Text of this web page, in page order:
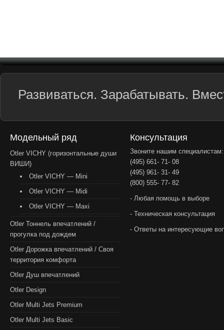
Развиваться. Зарабатывать.
Модельный ряд
Otler VICHY (горизонтальные души
ВИШИ)
Otler VICHY — Mini
Otler VICHY — Midi
Otler VICHY — Maxi
Otler Тоннель впечатлений /
прогулка под дождем
Otler Дорожка впечатлений / Своя
территория комфорта
Otler Душ впечатлений
Otler Design
Otler Multi Jets Premium
Otler Multi Jets Basic
Консультация
Звоните нашим специалистам:
(495) 661- 71- 08
(495) 961- 31- 49
(800) 555- 77- 82
- Любая помощь в выборе
- Техническая консультация
- Ответы на интересующие